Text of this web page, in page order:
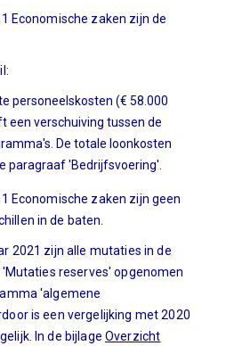
Economische zaken zijn de
personeelskosten (€ 58.000
een verschuiving tussen de
De totale loonkosten
paragraaf 'Bedrijfsvoering'.
Economische zaken zijn geen
in de baten.
2021 zijn alle mutaties in de
reserves' opgenomen
'algemene
is een vergelijking met 2020
In de bijlageOverzicht